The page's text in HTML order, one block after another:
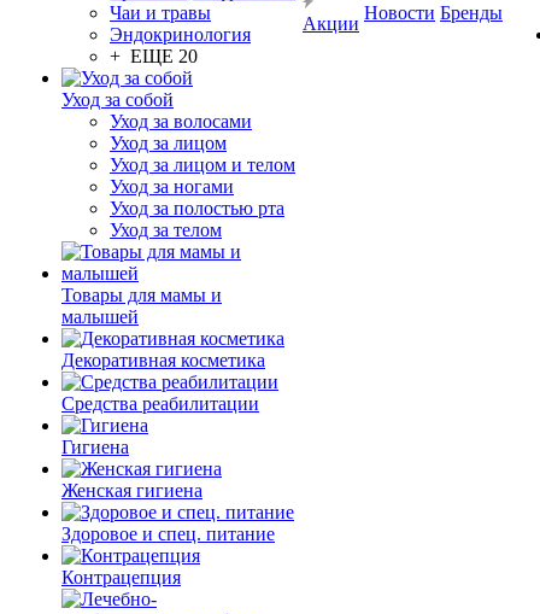
Чаи и травы
Эндокринология
+ ЕЩЕ 20
Уход за собой
Уход за волосами
Уход за лицом
Уход за лицом и телом
Уход за ногами
Уход за полостью рта
Уход за телом
Товары для мамы и
малышей
Декоративная косметика
Средства реабилитации
Гигиена
Женская гигиена
Здоровое и спец. питание
Контрацепция
Акции
Новости Бренды